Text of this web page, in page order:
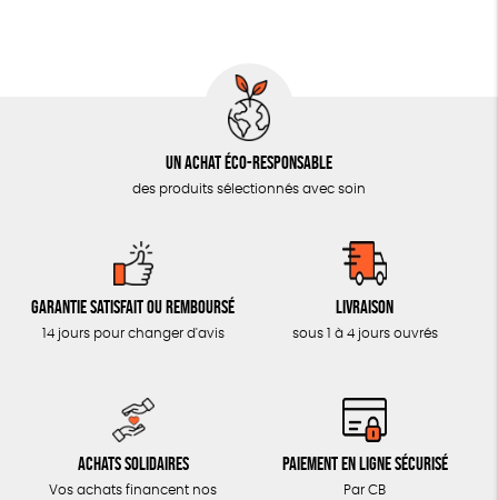
CUISINE / NUTRITION
ACCESSOIRES
Un achat éco-responsable
des produits sélectionnés avec soin
Garantie satisfait ou remboursé
14 jours pour changer d'avis
Livraison
sous 1 à 4 jours ouvrés
Achats solidaires
Vos achats financent nos
Paiement en ligne sécurisé
Par CB